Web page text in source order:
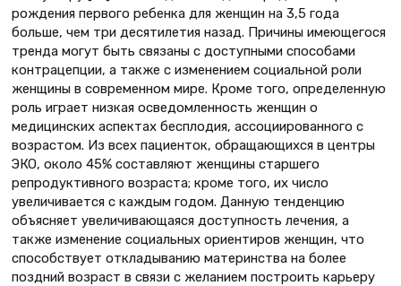
рождения первого ребенка для женщин на 3,5 года
больше, чем три десятилетия назад. Причины имеющегося
тренда могут быть связаны с доступными способами
контрацепции, а также с изменением социальной роли
женщины в современном мире. Кроме того, определенную
роль играет низкая осведомленность женщин о
медицинских аспектах бесплодия, ассоциированного с
возрастом. Из всех пациенток, обращающихся в центры
ЭКО, около 45% составляют женщины старшего
репродуктивного возраста; кроме того, их число
увеличивается с каждым годом. Данную тенденцию
объясняет увеличивающаяся доступность лечения, а
также изменение социальных ориентиров женщин, что
способствует откладыванию материнства на более
поздний возраст в связи с желанием построить карьеру